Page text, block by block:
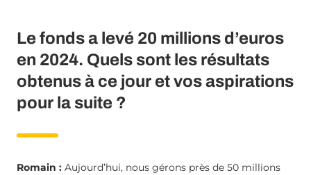
Le fonds a levé 20 millions d’euros
en 2024. Quels sont les résultats
obtenus à ce jour et vos aspirations
pour la suite ?
Romain : Aujourd’hui, nous gérons près de 50 millions